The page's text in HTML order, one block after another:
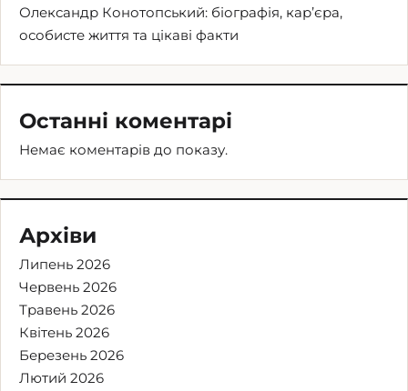
Олександр Конотопський: біографія, кар’єра,
особисте життя та цікаві факти
Останні коментарі
Немає коментарів до показу.
Архіви
Липень 2026
Червень 2026
Травень 2026
Квітень 2026
Березень 2026
Лютий 2026